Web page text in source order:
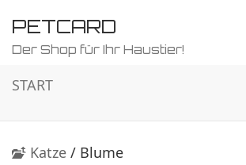
PETCARD
Der Shop für Ihr Haustier!
START
Katze / Blume